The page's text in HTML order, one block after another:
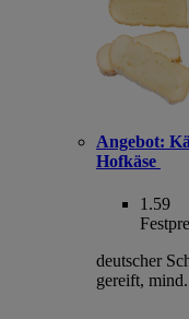
Angebot:
Hofkäse
1.59
deutscher
gereift,